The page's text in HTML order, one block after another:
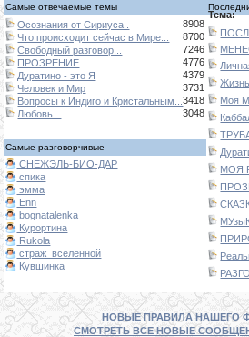
Самые отвечаемые темы
Осознания от Сириуса .
8908
Что происходит сейчас в Мире...
8700
Свободный разговор...
7246
ПРОЗРЕНИЕ
4776
Дуратино - это Я
4379
Человек и Мир
3731
Вопросы к Индиго и Кристальным...3418
Любовь...
3048
Тема:
Моя
МОЯ
Самые разговорчивые
СНЕЖЭЛЬ-БИО-ДАР
спика
эмма
Enn
bognatalenka
Курортина
Rukola
страж_вселенной
Кувшинка
НОВЫЕ ПРАВИЛА НАШЕГО
СМОТРЕТЬ ВСЕ НОВЫЕ